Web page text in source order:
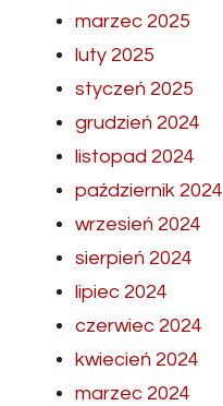
marzec 2025
luty 2025
styczeń 2025
grudzień 2024
listopad 2024
październik 2024
wrzesień 2024
sierpień 2024
lipiec 2024
czerwiec 2024
kwiecień 2024
marzec 2024